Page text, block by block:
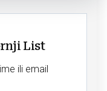
List
ili email